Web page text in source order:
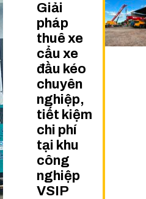
Giải
pháp
thuê xe
cẩu xe
đầu kéo
chuyên
nghiệp,
tiết kiệm
chi phí
tại khu
công
nghiệp
VSIP